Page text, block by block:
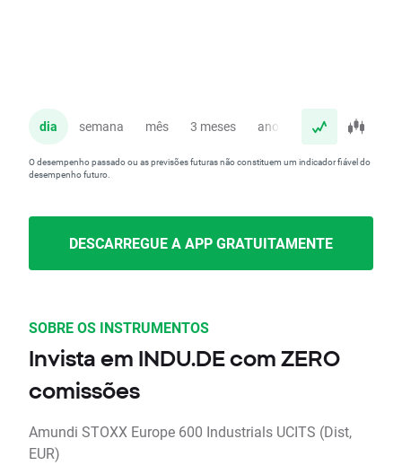
dia semana mês 3 meses ano
O desempenho passado ou as previsões futuras não constituem um indicador fiável do
desempenho futuro.
DESCARREGUE A APP GRATUITAMENTE
SOBRE OS INSTRUMENTOS
Invista em INDU.DE com ZERO
comissões
Amundi STOXX Europe 600 Industrials UCITS (Dist,
EUR)